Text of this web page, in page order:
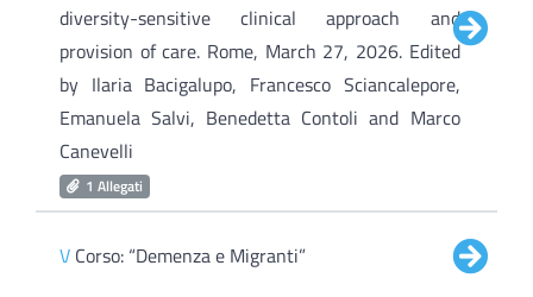
diversity-sensitive clinical approach and
provision of care. Rome, March 27, 2026. Edited
by Ilaria Bacigalupo, Francesco Sciancalepore,
Emanuela Salvi, Benedetta Contoli and Marco
Canevelli
1 Allegati
V Corso: “Demenza e Migranti”